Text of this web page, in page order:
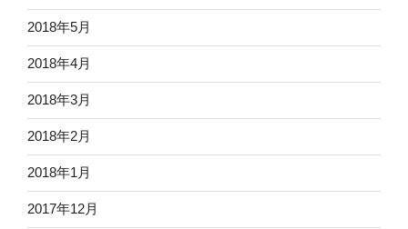
2018年5月
2018年4月
2018年3月
2018年2月
2018年1月
2017年12月